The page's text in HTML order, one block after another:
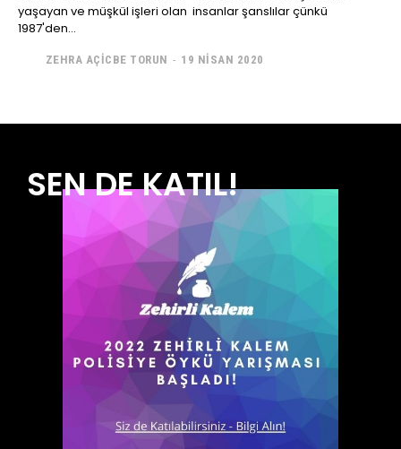
yaşayan ve müşkül işleri olan insanlar şanslılar çünkü
1987'den...
ZEHRA AÇICBE TORUN - 19 NISAN 2020
SEN DE KATIL!